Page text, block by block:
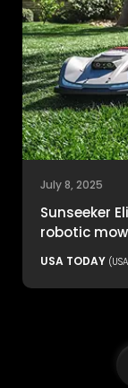
July 8, 2025
Sunseeker
robotic mower
USA TODAY